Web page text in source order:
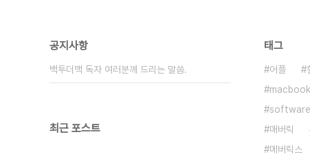
공지사항
백투더맥 독자 여러분께 드리는 말씀.
최근 포스트
태그
어플
macbook
software
매버릭
메버릭스